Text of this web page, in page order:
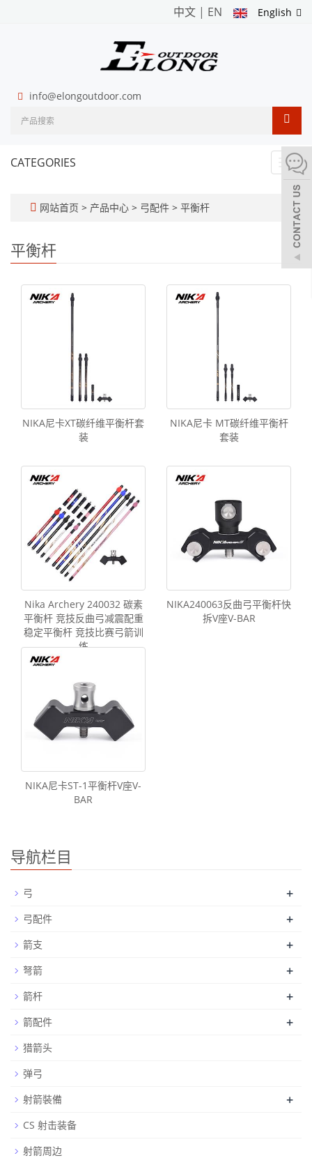
English
中文 | EN
info@elongoutdoor.com
CATEGORIES
网站首页 > 产品中心 > 弓配件 > 平衡杆
平衡杆
NIKA尼卡XT碳纤维平衡杆套
装
NIKA尼卡 MT碳纤维平衡杆
套装
Nika Archery 240032 碳素
平衡杆 竞技反曲弓减震配重
稳定平衡杆 竞技比赛弓箭训
练
NIKA240063反曲弓平衡杆快
拆V座V-BAR
NIKA尼卡ST-1平衡杆V座V-
BAR
导航栏目
弓 +
弓配件 +
箭支 +
弩箭 +
箭杆 +
箭配件 +
猎箭头
弹弓
射箭裝備
+
CS 射击装备
射箭周边